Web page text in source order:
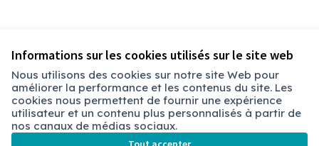
Informations sur les cookies utilisés sur le site web
Nous utilisons des cookies sur notre site Web pour
améliorer la performance et les contenus du site. Les
cookies nous permettent de fournir une expérience
utilisateur et un contenu plus personnalisés à partir de
nos canaux de médias sociaux.
Conditions d'utilisation
Paramètres des cookies
Chambéry sur X
(Lien externe)
Chambéry sur Facebook
Chambéry sur Instagram